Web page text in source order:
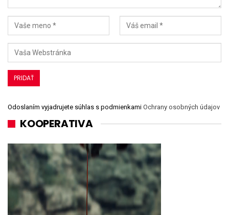
Odoslaním vyjadrujete súhlas s podmienkami Ochrany osobných údajov
KOOPERATIVA